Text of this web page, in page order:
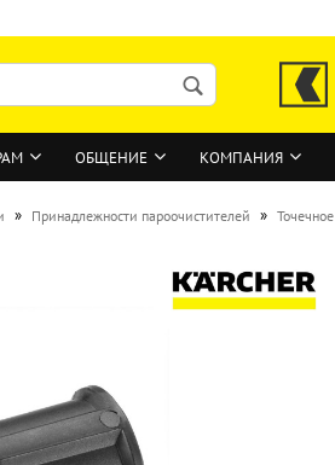
ВОЙТИ
ОБЩЕНИЕ КОМПАНИЯ
» Принадлежности пароочистителей » Точечное